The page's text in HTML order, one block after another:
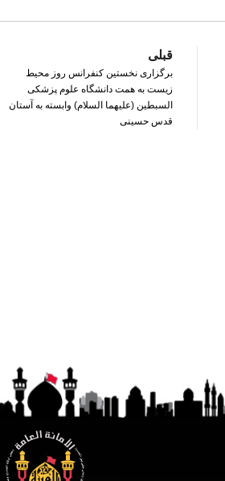
قبلی
برگزاری نخستین کنفرانس روز محیط
زیست به همت دانشگاه علوم پزشکی
السبطین (علیهما السلام) وابسته به آستان
قدس حسینی